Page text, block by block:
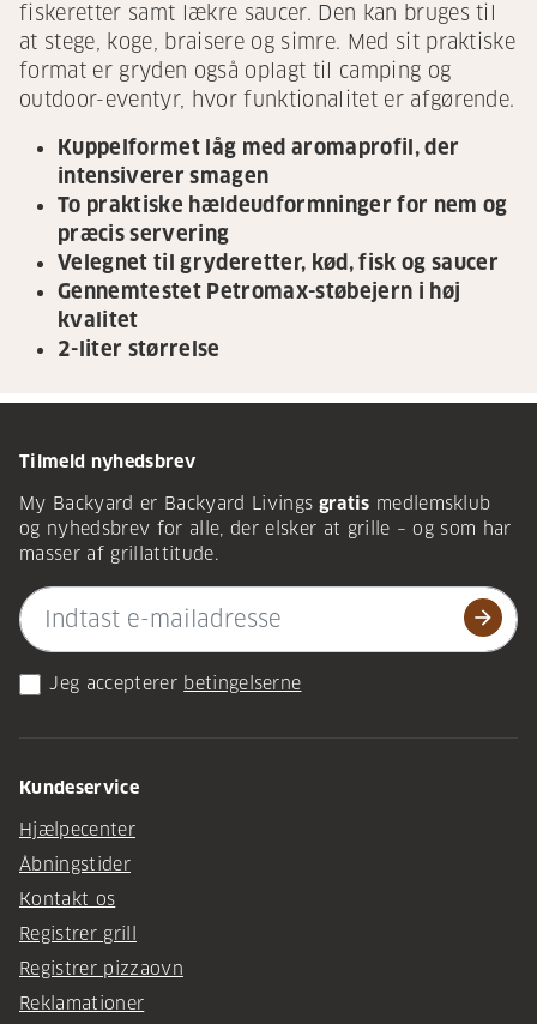
fiskeretter samt lækre saucer. Den kan bruges til
at stege, koge, braisere og simre. Med sit praktiske
format er gryden også oplagt til camping og
outdoor-eventyr, hvor funktionalitet er afgørende.
Kuppelformet låg med aromaprofil, der
intensiverer smagen
To praktiske hældeudformninger for nem og
præcis servering
Velegnet til gryderetter, kød, fisk og saucer
Gennemtestet Petromax-støbejern i høj
kvalitet
2-liter størrelse
Tilmeld nyhedsbrev
My Backyard er Backyard Livings gratis medlemsklub
og nyhedsbrev for alle, der elsker at grille – og som har
masser af grillattitude.
arrow_forward
Jeg accepterer betingelserne
Kundeservice
Hjælpecenter
Åbningstider
Kontakt os
Registrer grill
Registrer pizzaovn
Reklamationer